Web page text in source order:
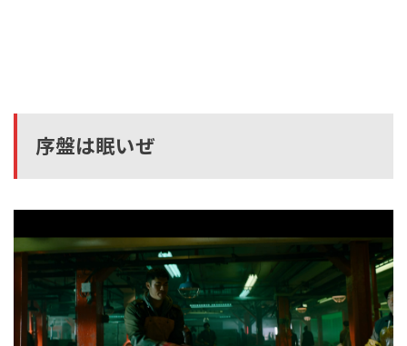
序盤は眠いぜ